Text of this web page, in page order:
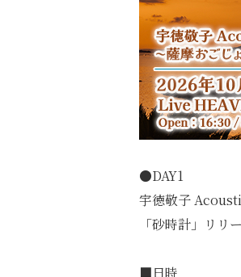
●DAY1
宇徳敬子
「砂時計」リリ
■日時